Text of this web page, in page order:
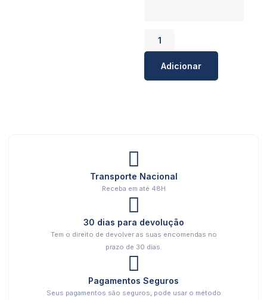
Adicionar
Transporte Nacional
Receba em até 48H
30 dias para devolução
Tem o direito de devolver as suas encomendas no
prazo de 30 dias.
Pagamentos Seguros
Seus pagamentos são seguros, pode usar o método